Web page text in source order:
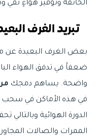
الخانقة وتوفير هواءٍ
تبريد الغرف
بعض الغرف البعيدة عن
ضعفاً في تدفق الهواء
واضحة. يساهم دمجك
في هذه الأماكن في سحب
الدورة الهوائية
الممرات والصالات